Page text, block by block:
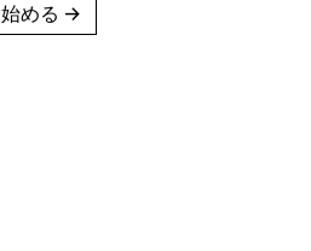
始める →